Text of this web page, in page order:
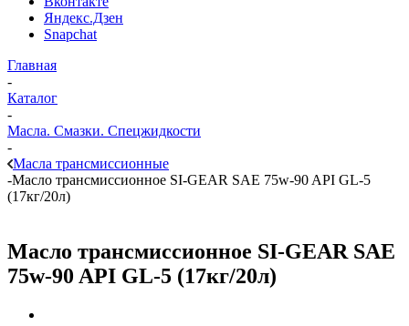
Яндекс.Дзен
Snapchat
Главная
-
Каталог
-
Масла. Смазки. Спецжидкости
-
Масла трансмиссионные
-Масло трансмиссионное SI-GEAR SAE 75w-90 API GL-5
(17кг/20л)
Масло трансмиссионное SI-GEAR SAE
75w-90 API GL-5 (17кг/20л)